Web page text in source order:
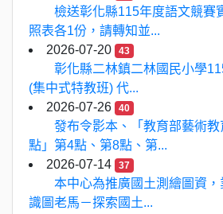
檢送彰化縣115年度語文競賽
照表各1份，請轉知並...
2026-07-20
43
彰化縣二林鎮二林國民小學
(集中式特教班) 代...
2026-07-26
40
發布令影本、「教育部藝術
點」第4點、第8點、第...
2026-07-14
37
本中心為推廣國土測繪圖資
識圖老馬－探索國土...